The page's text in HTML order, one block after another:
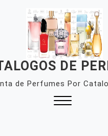
DE
de Perfumes Por